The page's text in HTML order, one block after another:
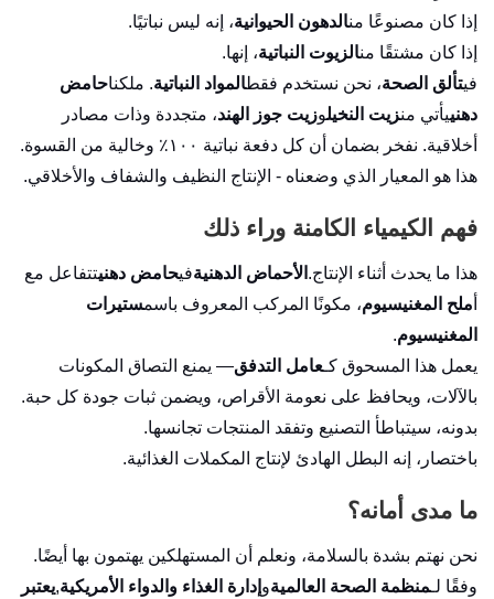
إذا كان مصنوعًا منالدهون الحيوانية، إنه ليس نباتيًا.
إذا كان مشتقًا منالزيوت النباتية، إنها.
فيتألق الصحة، نحن نستخدم فقطالمواد النباتية. ملكناحامض
دهنييأتي منزيت النخيلوزيت جوز الهند، متجددة وذات مصادر
أخلاقية. نفخر بضمان أن كل دفعة نباتية ١٠٠٪ وخالية من القسوة.
هذا هو المعيار الذي وضعناه - الإنتاج النظيف والشفاف والأخلاقي.
فهم الكيمياء الكامنة وراء ذلك
هذا ما يحدث أثناء الإنتاج. الأحماض الدهنيةفيحامض دهنيتتفاعل مع
ملح المغنيسيوم، مكونًا المركب المعروف باسمستيرات
المغنيسيوم.
يعمل هذا المسحوق كـعامل التدفق— يمنع التصاق المكونات
بالآلات، ويحافظ على نعومة الأقراص، ويضمن ثبات جودة كل حبة.
بدونه، سيتباطأ التصنيع وتفقد المنتجات تجانسها.
باختصار، إنه البطل الهادئ لإنتاج المكملات الغذائية.
ما مدى أمانه؟
نحن نهتم بشدة بالسلامة، ونعلم أن المستهلكين يهتمون بها أيضًا.
وفقًا لـمنظمة الصحة العالميةو إدارة الغذاء والدواء الأمريكية,يعتبر